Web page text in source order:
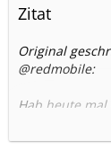
Zitat
Original
@redmobile:
Hab heute
die mir sagen